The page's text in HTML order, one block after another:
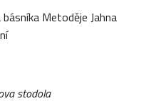
Metoděje Jahna
stodola